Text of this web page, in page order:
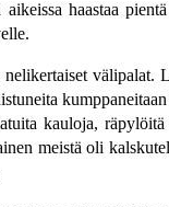
haastaa
kauloja,
meistä oli